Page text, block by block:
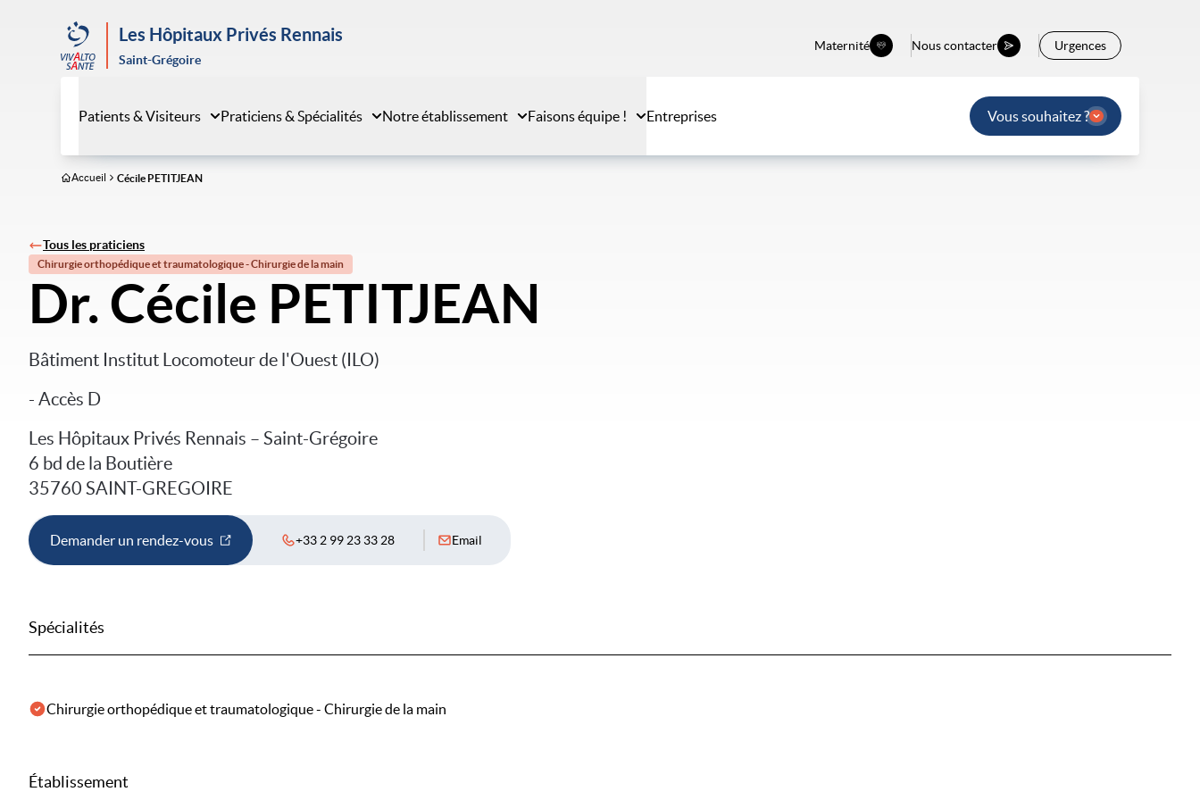
Les Hôpitaux Privés Rennais
Saint-Grégoire
Maternité Nous contacter Urgences
Patients & Visiteurs Praticiens & Spécialités Notre établissement Faisons équipe ! Entreprises Vous souhaitez ?
Accueil Cécile PETITJEAN
Tous les praticiens
Chirurgie orthopédique et traumatologique - Chirurgie de la main
Dr. Cécile PETITJEAN
Bâtiment Institut Locomoteur de l'Ouest (ILO)
- Accès D
Les Hôpitaux Privés Rennais – Saint-Grégoire
6 bd de la Boutière
35760 SAINT-GREGOIRE
Demander un rendez-vous +33 2 99 23 33 28 Email
Spécialités
Chirurgie orthopédique et traumatologique - Chirurgie de la main
Établissement